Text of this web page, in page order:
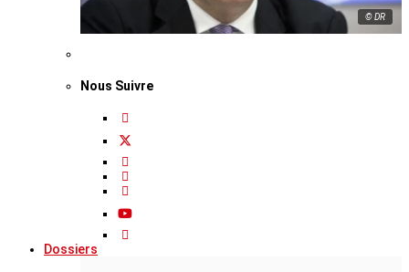
© DR
Nous Suivre
Dossiers